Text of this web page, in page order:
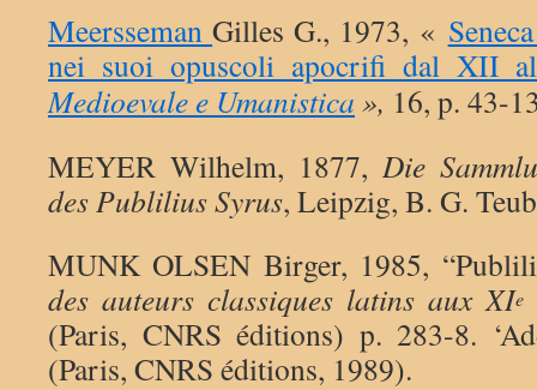
MeerssemanGilles G., 1973, «
nei suoi opuscoli apocrifi dal XII
Medioevale e Umanistica », 16, p. 43-
MEYER Wilhelm, 1877, Die
des Publilius Syrus, Leipzig, B. G.
MUNK OLSEN Birger, 1985,
des auteurs classiques latins aux XIe
(Paris, CNRS éditions) p. 283-8.
(Paris, CNRS éditions, 1989).